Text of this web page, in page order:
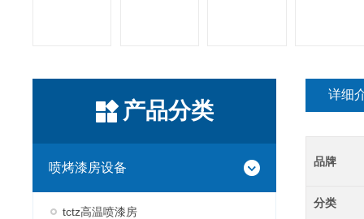
产品分类
喷烤漆房设备
tctz高温喷漆房
详细
品牌
分类